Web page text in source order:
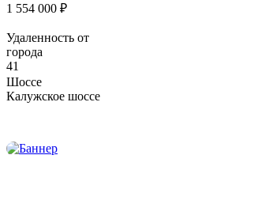
1 554 000 ₽
Удаленность от
города
41
Шоссе
Калужское шоссе